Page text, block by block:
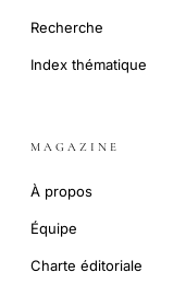
Recherche
Index thématique
MAGAZINE
À propos
Équipe
Charte éditoriale